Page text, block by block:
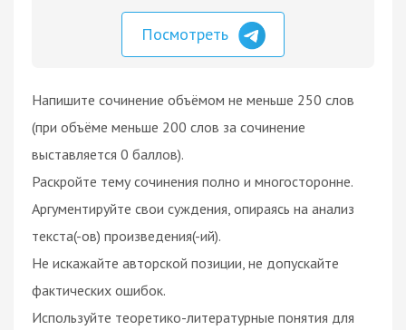
Посмотреть
Напишите сочинение объёмом не меньше 250 слов
(при объёме меньше 200 слов за сочинение
выставляется 0 баллов).
Раскройте тему сочинения полно и многосторонне.
Аргументируйте свои суждения, опираясь на анализ
текста(-ов) произведения(-ий).
Не искажайте авторской позиции, не допускайте
фактических ошибок.
Используйте теоретико-литературные понятия для